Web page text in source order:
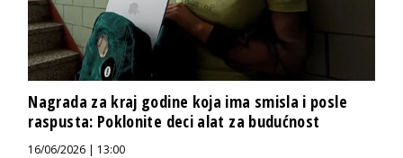
Nagrada za kraj godine koja ima smisla i posle
raspusta: Poklonite deci alat za budućnost
16/06/2026 | 13:00